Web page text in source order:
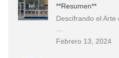
**Resumen**
Descifrando el Arte
Febrero 13, 2024